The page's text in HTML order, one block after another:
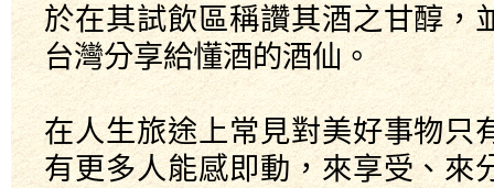
於在其試飲區稱讚其酒之甘醇，
台灣分享給懂酒的酒仙。
在人生旅途上常見對美好事物只
有更多人能感即動，來享受、來